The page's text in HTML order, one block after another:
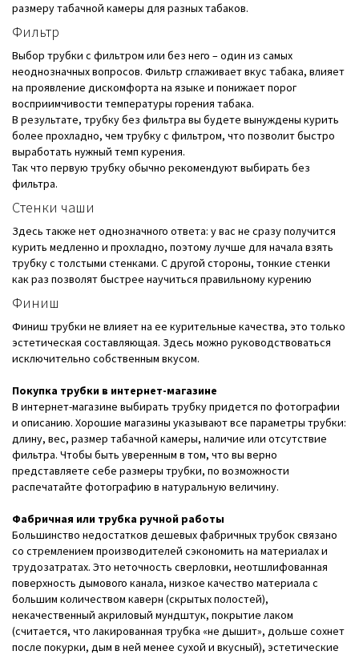
размеру табачной камеры для разных табаков.
Фильтр
Выбор трубки с фильтром или без него – один из самых
неоднозначных вопросов. Фильтр сглаживает вкус табака, влияет
на проявление дискомфорта на языке и понижает порог
восприимчивости температуры горения табака.
В результате, трубку без фильтра вы будете вынуждены курить
более прохладно, чем трубку с фильтром, что позволит быстро
выработать нужный темп курения.
Так что первую трубку обычно рекомендуют выбирать без
фильтра.
Стенки чаши
Здесь также нет однозначного ответа: у вас не сразу получится
курить медленно и прохладно, поэтому лучше для начала взять
трубку с толстыми стенками. С другой стороны, тонкие стенки
как раз позволят быстрее научиться правильному курению
Финиш
Финиш трубки не влияет на ее курительные качества, это только
эстетическая составляющая. Здесь можно руководствоваться
исключительно собственным вкусом.
Покупка трубки в интернет-магазине
В интернет-магазине выбирать трубку придется по фотографии
и описанию. Хорошие магазины указывают все параметры трубки:
длину, вес, размер табачной камеры, наличие или отсутствие
фильтра. Чтобы быть уверенным в том, что вы верно
представляете себе размеры трубки, по возможности
распечатайте фотографию в натуральную величину.
Фабричная или трубка ручной работы
Большинство недостатков дешевых фабричных трубок связано
со стремлением производителей сэкономить на материалах и
трудозатратах. Это неточность сверловки, неотшлифованная
поверхность дымового канала, низкое качество материала с
большим количеством каверн (скрытых полостей),
некачественный акриловый мундштук, покрытие лаком
(считается, что лакированная трубка «не дышит», дольше сохнет
после покурки, дым в ней менее сухой и вкусный), эстетические